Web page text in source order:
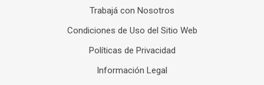
Trabajá con Nosotros
Condiciones de Uso del Sitio Web
Políticas de Privacidad
Información Legal